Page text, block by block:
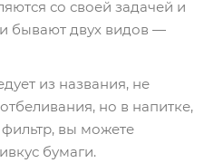
со своей задачей и
бывают двух видов —
из названия, не
но в напитке,
вы можете
бумаги.